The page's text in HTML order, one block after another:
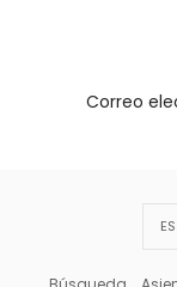
Correo